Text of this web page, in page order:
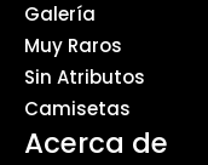
Galería
Muy Raros
Sin Atributos
Camisetas
Acerca de